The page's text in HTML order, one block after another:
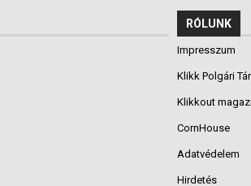
RÓLUNK
Impresszum
Klikk Polgári
Klikkout
CornHouse
Adatvédelem
Hirdetés